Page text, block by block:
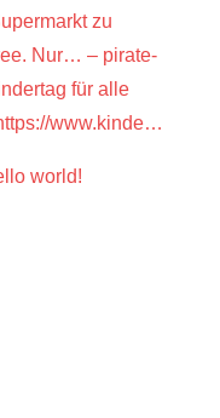
zu
Nur… – pirate-
für alle
www.kinde…
world!